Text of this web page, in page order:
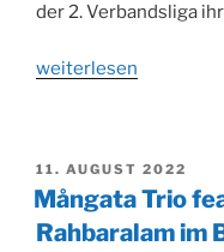
der 2. Verbandsliga
„Herren
weiterhin
ungeschlagen“
weiterlesen
VERÖFFENTLICHT
AM
11. AUGUST 2022
Mångata Trio
Rahbaralam im